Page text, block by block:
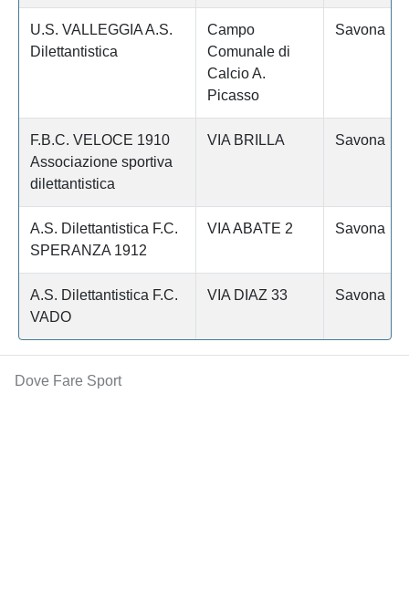
U.S. VALLEGGIA A.S.
Dilettantistica
Campo
Comunale di
Calcio A.
Picasso
Savona
F.B.C. VELOCE 1910
Associazione sportiva
dilettantistica
VIA BRILLA Savona
A.S. Dilettantistica F.C.
SPERANZA 1912
VIA ABATE 2 Savona
A.S. Dilettantistica F.C.
VADO
VIA DIAZ 33 Savona
Dove Fare Sport